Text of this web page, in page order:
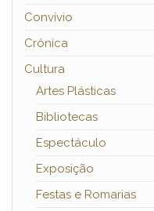
Convívio
Crónica
Cultura
Artes Plásticas
Bibliotecas
Espectáculo
Exposição
Festas e Romarias